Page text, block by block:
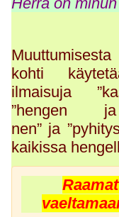
kohti
ilmaisuja
”hengen
nen” ja
kaikissa